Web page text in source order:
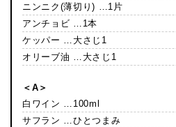
ニンニク(薄切り) …1片
アンチョビ …1本
ケッパー …大さじ1
オリーブ油 …大さじ1
＜A＞
白ワイン …100ml
サフラン …ひとつまみ